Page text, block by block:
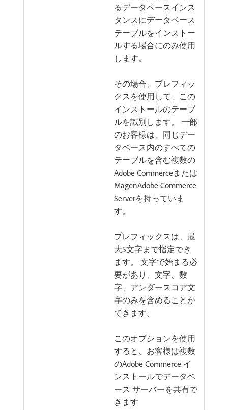
るデータベースインス
タンスにデータベース
テーブルをインストー
ルする場合にのみ使用
します。
その場合、プレフィッ
クスを使用して、この
インストールのテーブ
ルを識別します。 一部
のお客様は、同じデー
タベース内のすべての
テーブルを含む複数の
Adobe Commerceまたは
MagenAdobe Commerce
Serverを持っていま
す。
プレフィックスは、最
大5文字まで指定でき
ます。 文字で始まる必
要があり、文字、数
字、アンダースコア文
字のみを含めることが
できます。
このオプションを使用
すると、お客様は複数
のAdobe Commerce イ
ンストールでデータベ
ース サーバーを共有で
きます